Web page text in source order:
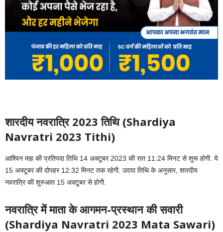
शारदीय नवरात्रि 2023 तिथि (Shardiya
Navratri 2023 Tithi)
आश्विन माह की प्रतिपदा तिथि 14 अक्टूबर 2023 की रात 11:24 मिनट से शुरू होगी. ये
15 अक्टूबर की दोपहर 12:32 मिनट तक रहेगी. उदया तिथि के अनुसार, शारदीय
नवरात्रि की शुरुआत 15 अक्टूबर से होगी.
नवरात्रि में माता के आगमन-प्रस्थान की सवारी
(Shardiya Navratri 2023 Mata Sawari)